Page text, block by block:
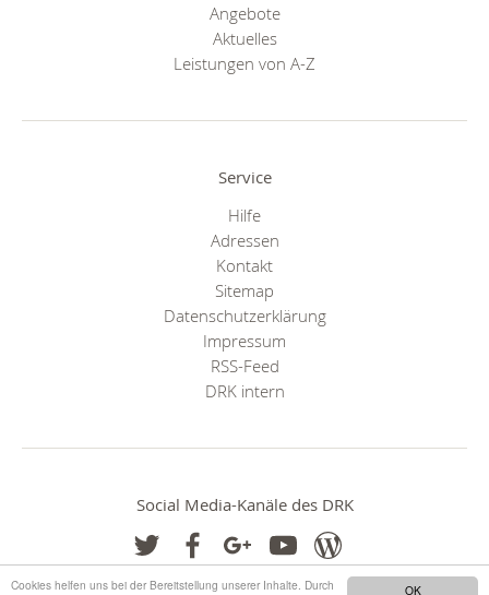
OK
Cookies helfen uns bei der Bereitstellung unserer Inhalte. Durch
Angebote
Aktuelles
Leistungen von A-Z
Service
Hilfe
Adressen
Kontakt
Sitemap
Datenschutzerklärung
Impressum
RSS-Feed
DRK intern
Social Media-Kanäle des DRK